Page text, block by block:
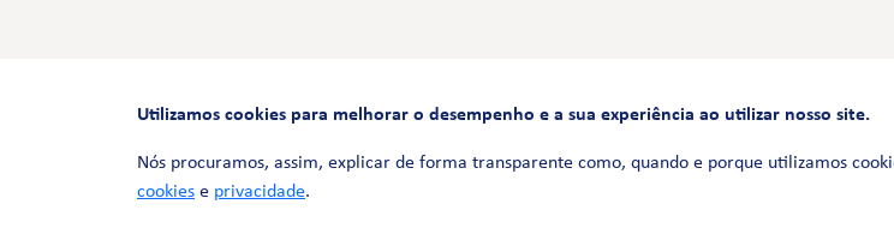
FALE CONOSCO
0800 580
Utilizamos cookies para melhorar o desempenho e a sua experiência ao utilizar nosso site.
Nós procuramos, assim, explicar de forma transparente como, quando e porque utilizamos
cookies e privacidade.